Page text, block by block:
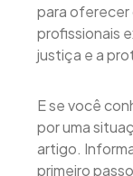
para oferecer
profissionais
justiça e a
E se você
por uma
artigo.
primeiro